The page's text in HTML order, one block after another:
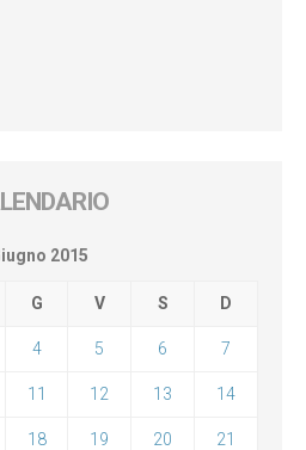
2015
G V S D
4 5 6 7
11 12 13 14
18 19 20 21